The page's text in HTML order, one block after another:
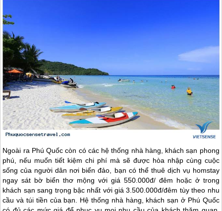
Ngoài ra Phú Quốc còn có các hệ thống nhà hàng, khách sạn phong
phú, nếu muốn tiết kiệm chi phí mà sẽ được hòa nhập cùng cuộc
sống của người dân nơi biển đảo, bạn có thể thuê dịch vụ homstay
ngay sát bờ biển thơ mộng với giá 550.000đ/ đêm hoặc ở trong
khách sạn sang trọng bậc nhất với giá 3.500.000đ/đêm tùy theo nhu
cầu và túi tiền của bạn. Hệ thống nhà hàng, khách sạn ở Phú Quốc